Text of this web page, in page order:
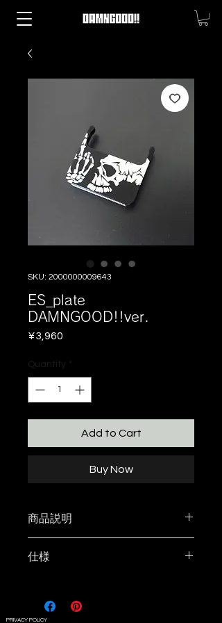
SKU: 2000000009643
ES_plate
DAMNGOOD!!ver.
¥3,960
Quantity
Add to Cart
Buy Now
商品説明
の"ES_plate"のDAMNGOOD!!ver.
ALDEBARAN製 EDGE STAND 用
仕様
表面：ブラックアルマイト
PRIVACY POLICY